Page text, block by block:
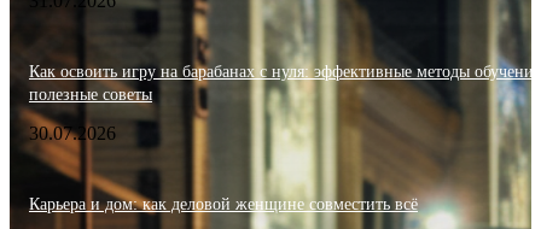
Как освоить игру на барабанах с нуля: эффективные методы
полезные советы
30.07.2026
Карьера и дом: как деловой женщине совместить всё